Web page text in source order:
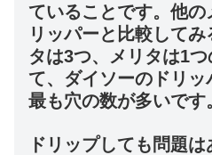
ていることです。他
リッパーと比較して
タは3つ、メリタは1
て、ダイソーのドリ
最も穴の数が多いです
ドリップしても問題